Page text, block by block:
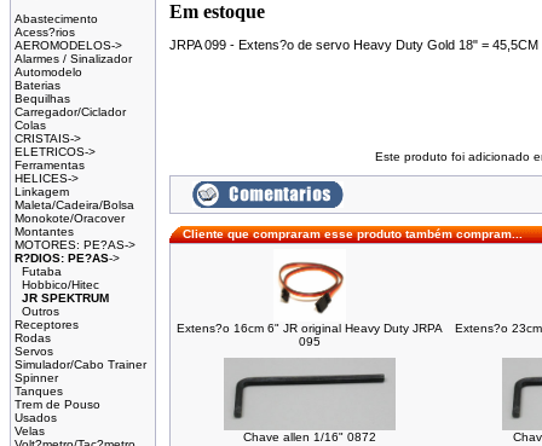
Abastecimento
Acess?rios
AEROMODELOS->
Alarmes / Sinalizador
Automodelo
Baterias
Bequilhas
Carregador/Ciclador
Colas
CRISTAIS->
ELETRICOS->
Ferramentas
HELICES->
Linkagem
Maleta/Cadeira/Bolsa
Monokote/Oracover
Montantes
MOTORES: PE?AS->
R?DIOS: PE?AS->
Futaba
Hobbico/Hitec
JR SPEKTRUM
Outros
Receptores
Rodas
Servos
Simulador/Cabo Trainer
Spinner
Tanques
Trem de Pouso
Usados
Velas
Em estoque
JRPA 099 - Extens?o de servo Heavy Duty Gold 18" = 45,5CM
Este produto foi adicionado
Cliente que compraram esse produto também compram...
Extens?o 16cm 6" JR original Heavy Duty JRPA
095
Extens?o
Chave allen 1/16" 0872